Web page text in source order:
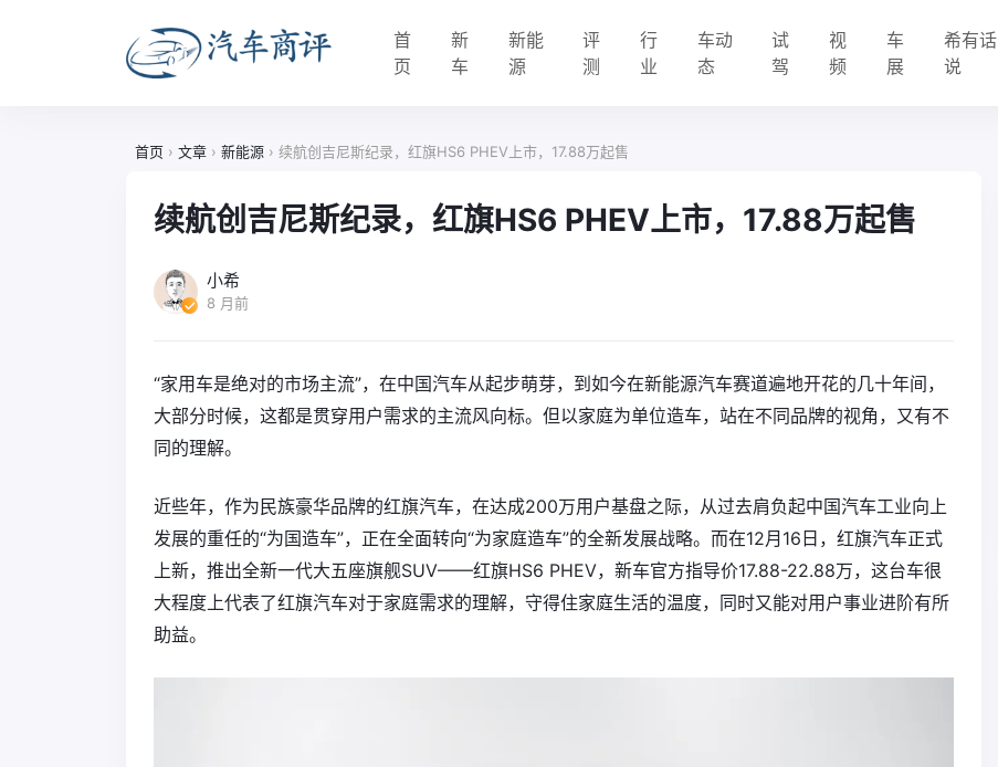
首
页
新
车
新能
源
评
测
行
业
车动
态
试
驾
视
频
车
展
希有话
说
首页 › 文章 › 新能源 › 续航创吉尼斯纪录，红旗HS6 PHEV上市，17.88万起售
续航创吉尼斯纪录，红旗HS6 PHEV上市，17.88万起售
小希
8 月前
“家用车是绝对的市场主流”，在中国汽车从起步萌芽，到如今在新能源汽车赛道遍地开花的几十年间，
大部分时候，这都是贯穿用户需求的主流风向标。但以家庭为单位造车，站在不同品牌的视角，又有不
同的理解。
近些年，作为民族豪华品牌的红旗汽车，在达成200万用户基盘之际，从过去肩负起中国汽车工业向上
发展的重任的“为国造车”，正在全面转向“为家庭造车”的全新发展战略。而在12月16日，红旗汽车正式
上新，推出全新一代大五座旗舰SUV——红旗HS6 PHEV，新车官方指导价17.88-22.88万，这台车很
大程度上代表了红旗汽车对于家庭需求的理解，守得住家庭生活的温度，同时又能对用户事业进阶有所
助益。